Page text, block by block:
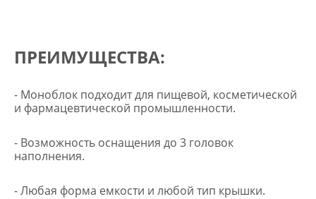
ПРЕИМУЩЕСТВА:
- Моноблок подходит для пищевой, косметической
и фармацевтической промышленности.
- Возможность оснащения до 3 головок
наполнения.
- Любая форма емкости и любой тип крышки.